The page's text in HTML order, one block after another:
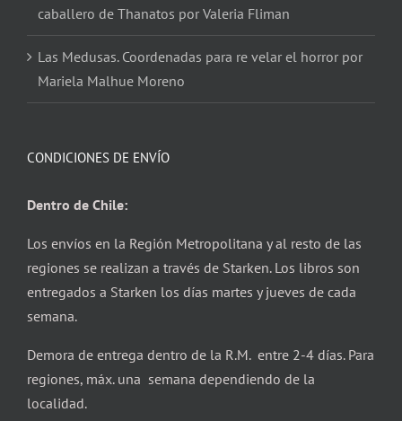
caballero de Thanatos por Valeria Fliman
Las Medusas. Coordenadas para re velar el horror por
Mariela Malhue Moreno
CONDICIONES DE ENVÍO
Dentro de Chile:
Los envíos en la Región Metropolitana y al resto de las
regiones se realizan a través de Starken. Los libros son
entregados a Starken los días martes y jueves de cada
semana.
Demora de entrega dentro de la R.M. entre 2-4 días. Para
regiones, máx. una semana dependiendo de la
localidad.